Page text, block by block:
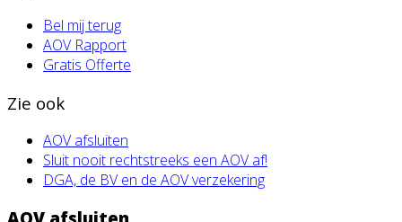
Bel mij terug
AOV Rapport
Gratis Offerte
Zie ook
AOV afsluiten
Sluit nooit rechtstreeks een AOV af!
DGA, de BV en de AOV verzekering